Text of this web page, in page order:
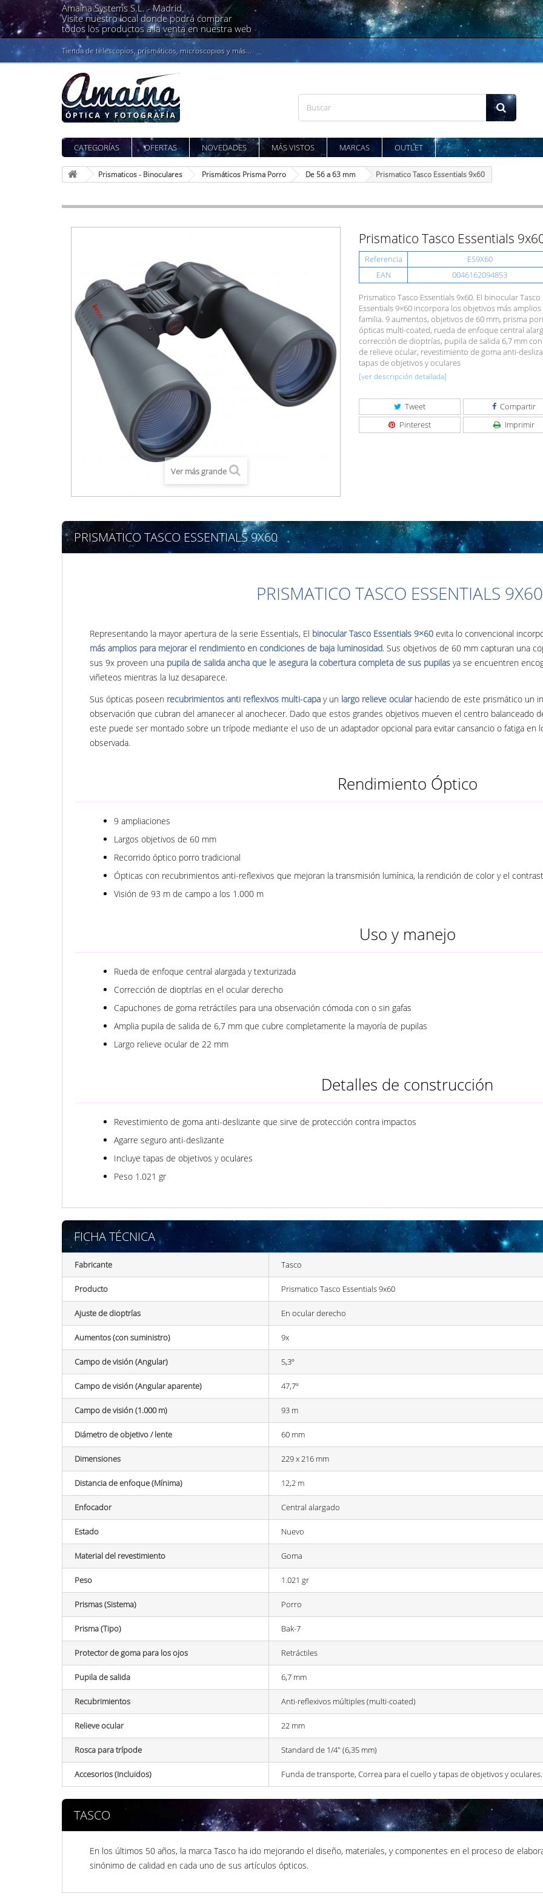
Amaina Systems S.L. -Madrid
Visíte nuestro local donde podrá comprar
todos los productos a la venta en nuestra web
Tienda de telescopios, prismáticos, microscopios y más...
CATEGORÍAS OFERTAS NOVEDADES MÁS VISTOS MARCAS OUTLET
Prismaticos - Binoculares Prismáticos Prisma Porro De 56 a 63 mm Prismatico Tasco Essentials 9x60
Ver más grande
Prismatico Tasco Essentials
Referencia
ES9X60
EAN
0046162094853
Prismatico Tasco Essentials 9x60. El binocular Tasco
Essentials 9×60 incorpora los objetivos más
familia. 9 aumentos, objetivos de 60 mm, prisma
ópticas multi-coated, rueda de enfoque central
corrección de dioptrías, pupila de salida 6,7 mm
de relieve ocular, revestimiento de goma anti-
tapas de objetivos y oculares
[ver descripción detallada]
Tweet
Compartir
Pinterest
Imprimir
PRISMATICO TASCO ESSENTIALS 9X60
PRISMATICO TASCO ESSENTIALS 9X60
Representando la mayor apertura de la serie Essentials, El binocular Tasco Essentials 9×60 evita lo convencional
más amplios para mejorar el rendimiento en condiciones de baja luminosidad. Sus objetivos de 60 mm capturan una
sus 9x proveen una pupila de salida ancha que le asegura la cobertura completa de sus pupilas ya se encuentren
viñeteos mientras la luz desaparece.
Sus ópticas poseen recubrimientos anti reflexivos multi-capa y un largo relieve ocularhaciendo de este prismático un
observación que cubran del amanecer al anochecer. Dado que estos grandes objetivos mueven el centro balanceado
este puede ser montado sobre un trípode mediante el uso de un adaptador opcional para evitar cansancio o fatiga en
observada.
Rendimiento Óptico
9 ampliaciones
Largos objetivos de 60 mm
Recorrido óptico porro tradicional
Ópticas con recubrimientos anti-reflexivos que mejoran la transmisión lumínica, la rendición de color y el
Visión de 93 m de campo a los 1.000 m
Uso y manejo
Rueda de enfoque central alargada y texturizada
Corrección de dioptrías en el ocular derecho
Capuchones de goma retráctiles para una observación cómoda con o sin gafas
Amplia pupila de salida de 6,7 mm que cubre completamente la mayoría de pupilas
Largo relieve ocular de 22 mm
Detalles de construcción
Revestimiento de goma anti-deslizante que sirve de protección contra impactos
Agarre seguro anti-deslizante
Incluye tapas de objetivos y oculares
Peso 1.021 gr
FICHA TÉCNICA
Fabricante Tasco
Producto Prismatico Tasco Essentials 9x60
Ajuste de dioptrías En ocular derecho
Aumentos (con suministro) 9x
Campo de visión (Angular) 5,3º
Campo de visión (Angular aparente) 47,7º
Campo de visión (1.000 m) 93 m
Diámetro de objetivo / lente 60 mm
Dimensiones 229 x 216 mm
Distancia de enfoque (Mínima) 12,2 m
Enfocador Central alargado
Estado Nuevo
Material del revestimiento Goma
Peso 1.021 gr
Prismas (Sistema) Porro
Prisma (Tipo) Bak-7
Protector de goma para los ojos Retráctiles
Pupila de salida 6,7 mm
Recubrimientos Anti-reflexivos múltiples (multi-coated)
Relieve ocular 22 mm
Rosca para trípode Standard de 1/4" (6,35 mm)
Accesorios (Incluidos) Funda de transporte, Correa para el cuello y tapas de objetivos y oculares.
TASCO
En los últimos 50 años, la marca Tasco ha ido mejorando el diseño, materiales, y componentes en el proceso de
sinónimo de calidad en cada uno de sus artículos ópticos.